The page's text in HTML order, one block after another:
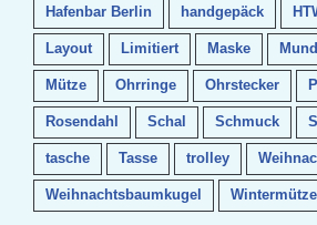
Hafenbar Berlin handgepäck
Layout Limitiert Maske
Mütze Ohrringe Ohrstecker
Rosendahl Schal Schmuck
tasche Tasse trolley
Weihnachtsbaumkugel Wintermütze